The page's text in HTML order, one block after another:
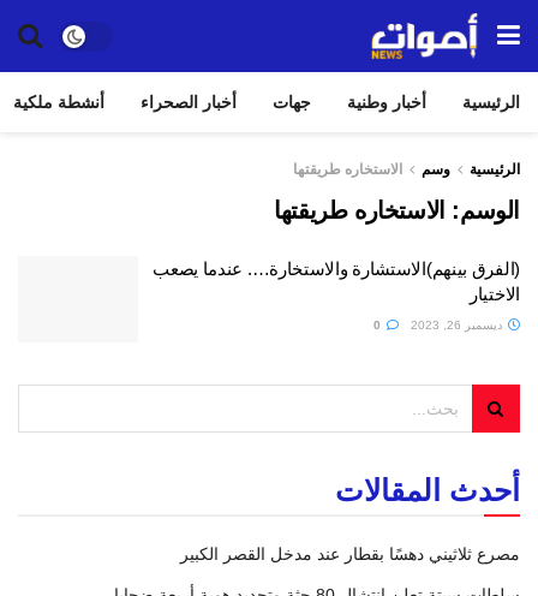
الرئيسية أخبار وطنية جهات أخبار الصحراء أنشطة ملكية
الرئيسية وسم الاستخاره طريقتها
الوسم: الاستخاره طريقتها
(الفرق بينهم)الاستشارة والاستخارة…. عندما يصعب
الاختيار
ديسمبر 26, 2023
أحدث المقالات
مصرع ثلاثيني دهسًا بقطار عند مدخل القصر الكبير